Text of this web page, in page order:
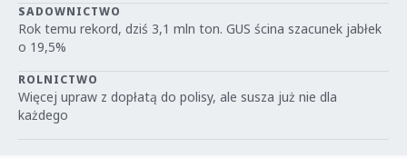
SADOWNICTWO
Rok temu rekord, dziś 3,1 mln ton. GUS ścina szacunek jabłek
o 19,5%
ROLNICTWO
Więcej upraw z dopłatą do polisy, ale susza już nie dla
każdego